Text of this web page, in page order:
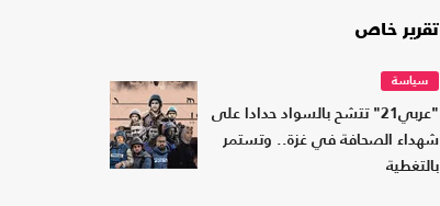
تقرير خاص
سياسة
"عربي21" تتشح بالسواد حدادا على
شهداء الصحافة في غزة.. وتستمر
بالتغطية